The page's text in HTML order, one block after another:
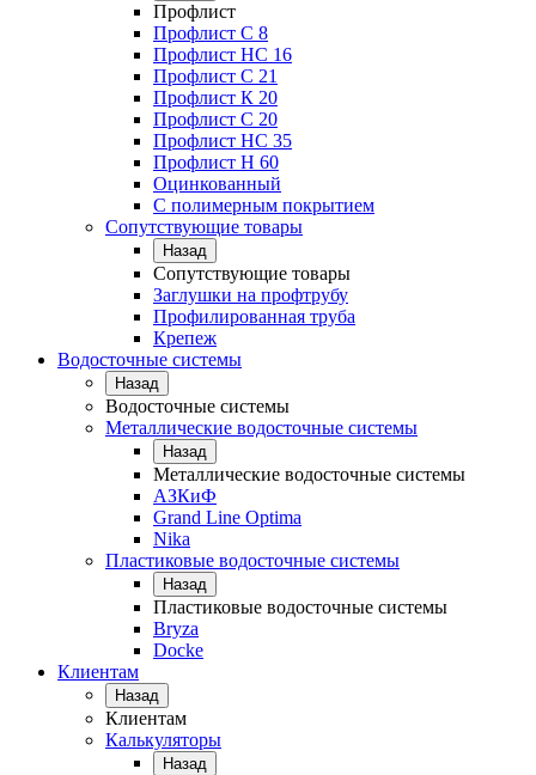
Профлист
Профлист С 8
Профлист НС 16
Профлист C 21
Профлист К 20
Профлист С 20
Профлист НС 35
Профлист Н 60
Оцинкованный
С полимерным покрытием
Сопутствующие товары
Назад
Сопутствующие товары
Заглушки на профтрубу
Профилированная труба
Крепеж
Водосточные системы
Назад
Водосточные системы
Металлические водосточные системы
Назад
Металлические водосточные системы
АЗКиФ
Grand Line Optima
Nika
Пластиковые водосточные системы
Назад
Пластиковые водосточные системы
Bryza
Docke
Клиентам
Назад
Клиентам
Калькуляторы
Назад